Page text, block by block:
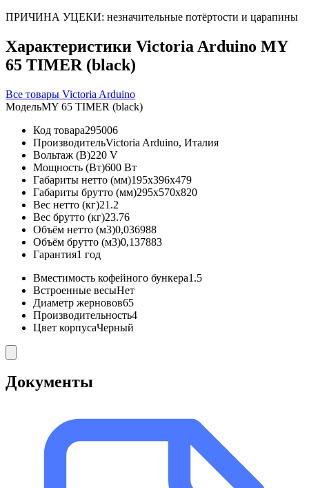
ПРИЧИНА УЦЕКИ: незначительные потёртости и царапины
Характеристики Victoria Arduino MY
65 TIMER (black)
Все товары Victoria Arduino
МодельMY 65 TIMER (black)
Код товара295006
ПроизводительVictoria Arduino, Италия
Вольтаж (В)220 V
Мощность (Вт)600 Вт
Габариты нетто (мм)195x396x479
Габариты брутто (мм)295x570x820
Вес нетто (кг)21.2
Вес брутто (кг)23.76
Объём нетто (м3)0,036988
Объём брутто (м3)0,137883
Гарантия1 год
Вместимость кофейного бункера1.5
Встроенные весыНет
Диаметр жерновов65
Производительность4
Цвет корпусаЧерный
Документы